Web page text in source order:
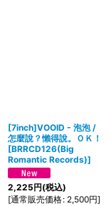
[7inch]VOOID - 泡泡 /
怎麼說？懶得說。ＯＫ！
[BRRCD126(Big
Romantic Records)]
2,225円(税込)
[通常販売価格: 2,500円]